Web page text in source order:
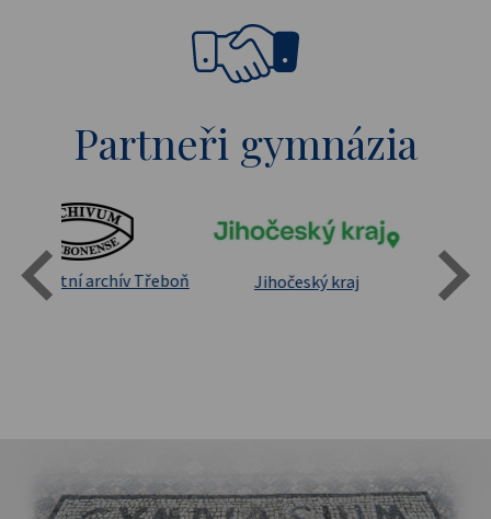
Partneři gymnázia
Státní oblastní archív Třeboň Jihočeský kraj